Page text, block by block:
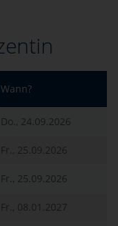
Wann?
Do., 24.09.2026
Fr., 25.09.2026
Fr., 25.09.2026
Fr., 08.01.2027